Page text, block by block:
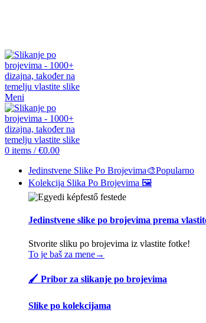
Meni
0 items / €0.00
Jedinstvene Slike Po Brojevima🎨Popularno
Kolekcija Slika Po Brojevima 🖼️
Jedinstvene slike po brojevima prema
Stvorite sliku po brojevima iz vlastite fotke!
To je baš za mene→
🖌️ Pribor za slikanje po brojevima
Slike po kolekcijama